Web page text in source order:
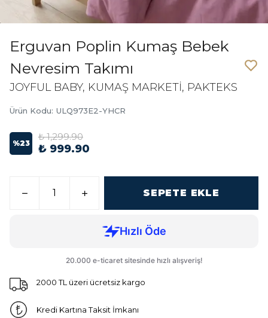
Erguvan Poplin Kumaş Bebek
Nevresim Takımı
JOYFUL BABY, KUMAŞ MARKETİ, PAKTEKS
Ürün Kodu: ULQ973E2-YHCR
%23
₺ 1,299.90
₺ 999.90
SEPETE EKLE
2000 TL üzeri ücretsiz kargo
Kredi Kartına Taksit İmkanı